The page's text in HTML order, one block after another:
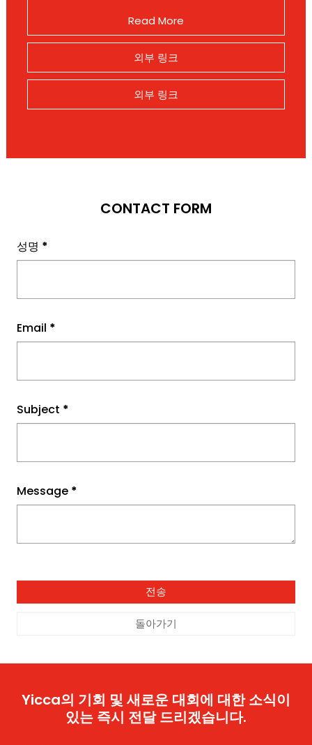
Read More
외부 링크
외부 링크
CONTACT FORM
성명 *
Email *
Subject *
Message *
돌아가기
Yicca의 기회 및 새로운 대회에 대한 소식이
있는 즉시 전달 드리겠습니다.